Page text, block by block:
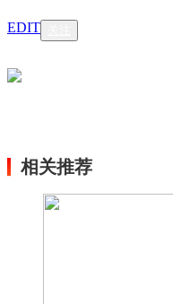
EDIT
相关推荐